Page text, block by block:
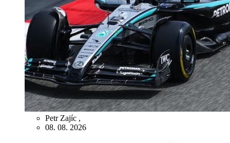
Petr Zajíc ,
08. 08. 2026